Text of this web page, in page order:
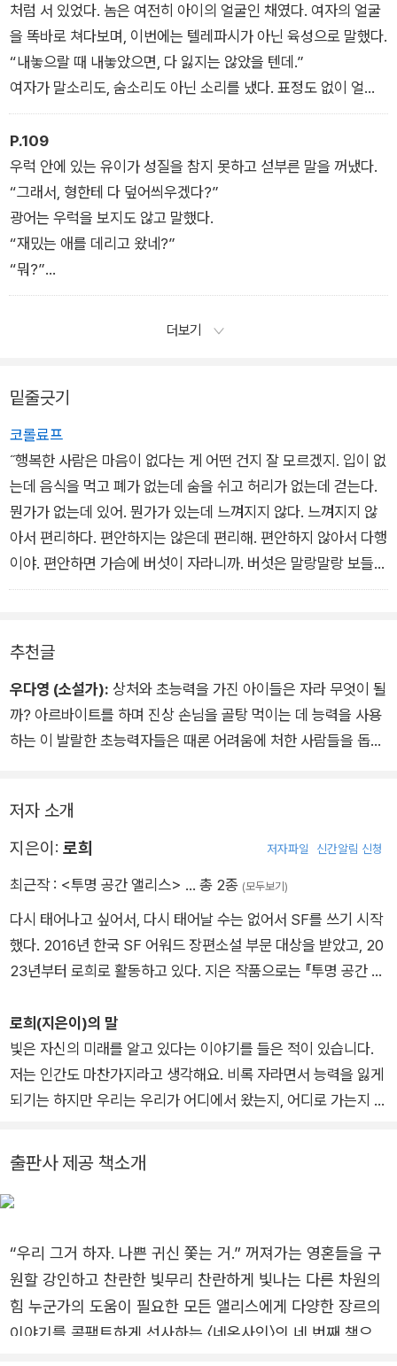
처럼 서 있었다. 놈은 여전히 아이의 얼굴인 채였다. 여자의 얼굴
을 똑바로 쳐다보며, 이번에는 텔레파시가 아닌 육성으로 말했다.
“내놓으랄 때 내놓았으면, 다 잃지는 않았을 텐데.”
여자가 말소리도, 숨소리도 아닌 소리를 냈다. 표정도 없이 얼굴
근육이 요동치고 있었다.
“엄마, 사랑해.”
데커가 아이의 얼굴로 씩 웃은 다음 다시 말했다.
“라고 네 딸이 외치는군.”
P.109
우럭 안에 있는 유이가 성질을 참지 못하고 섣부른 말을 꺼냈다.
“그래서, 형한테 다 덮어씌우겠다?”
광어는 우럭을 보지도 않고 말했다.
“재밌는 애를 데리고 왔네?”
“뭐?”
“장악 능력이 있는 모양인데 내가 그런 것도 모를 줄 알았어?”
지나와 나는 거의 동시에 텔레파시로 외쳤다.
더보기
밑줄긋기
코롤료프
˝행복한 사람은 마음이 없다는 게 어떤 건지 잘 모르겠지. 입이 없
는데 음식을 먹고 폐가 없는데 숨을 쉬고 허리가 없는데 걷는다.
뭔가가 없는데 있어. 뭔가가 있는데 느껴지지 않다. 느껴지지 않
아서 편리하다. 편안하지는 않은데 편리해. 편안하지 않아서 다행
이야. 편안하면 가슴에 버섯이 자라니까. 버섯은 말랑말랑 보들보
들 느끼지 않을 수 없으니까. 뜯어내면 아픈데 또 자라나고, 자라
몰랐다. 계절 없이 날씨만 있는 삶을 살았다. 순환의 시계가 멈추
고, 반복의 무게 추만 흔들리는 곳에서.˝(30쪽)
추천글
우다영 (소설가): 상처와 초능력을 가진 아이들은 자라 무엇이 될
까? 아르바이트를 하며 진상 손님을 골탕 먹이는 데 능력을 사용
하는 이 발랄한 초능력자들은 때론 어려움에 처한 사람들을 돕고,
존재임을 아는 것이고, 우리의 육체가 그 빛을 가두는 감옥인 동
시에 서로와 만나기 위한 우주선임을 잊지 않는 것이다.
게, 선량함은 거창한 이름이 아니라 서로를 끌어당기기에 꼭 알맞
은 체온이다. 상처를 가진 아이들이 자라 아이들을 구하는 이야
기, 사람을 돕는 일이 곧 스스로의 상처를 보듬는 놀라운 치유가
되는 이야기, 자신의 뾰족한 무기가 실은 구원의 열쇠란 사실을
은 아무런 빛깔 없이도 우리의 마음을 환히 밝힌다.
저자 소개
지은이: 로희 저자파일 신간알림 신청
최근작 : <투명 공간 앨리스> … 총 2종 (모두보기)
다시 태어나고 싶어서, 다시 태어날 수는 없어서 SF를 쓰기 시작
했다. 2016년 한국 SF 어워드 장편소설 부문 대상을 받았고, 20
23년부터 로희로 활동하고 있다. 지은 작품으로는 『투명 공간 앨
올 예정이다.
로희(지은이)의 말
빛은 자신의 미래를 알고 있다는 이야기를 들은 적이 있습니다.
저는 인간도 마찬가지라고 생각해요. 비록 자라면서 능력을 잃게
되기는 하지만 우리는 우리가 어디에서 왔는지, 어디로 가는지 이
출판사 제공 책소개
“우리 그거 하자. 나쁜 귀신 쫓는 거.” 꺼져가는 영혼들을 구
원할 강인하고 찬란한 빛무리 찬란하게 빛나는 다른 차원의
힘 누군가의 도움이 필요한 모든 앨리스에게 다양한 장르의
이야기를 콤팩트하게 선사하는 〈네온사인〉의 네 번째 책으로